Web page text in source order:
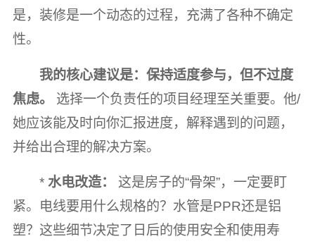
是，装修是一个动态的过程，充满了各种不确定
性。
我的核心建议是：保持适度参与，但不过度
焦虑。
选择一个负责任的项目经理至关重要。他/
她应该能及时向你汇报进度，解释遇到的问题，
并给出合理的解决方案。
*水电改造：
这是房子的“骨架”，一定要盯
紧。电线要用什么规格的？水管是PPR还是铝
塑？这些细节决定了日后的使用安全和使用寿